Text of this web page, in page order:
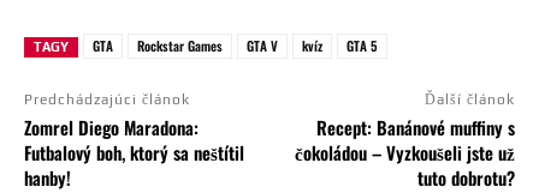
TAGY GTA Rockstar Games GTA V kvíz GTA 5
Predchádzajúci článok
Zomrel Diego Maradona:
Futbalový boh, ktorý sa neštítil
hanby!
Ďalší článok
Recept: Banánové muffiny s
čokoládou – Vyzkoušeli jste už
tuto dobrotu?